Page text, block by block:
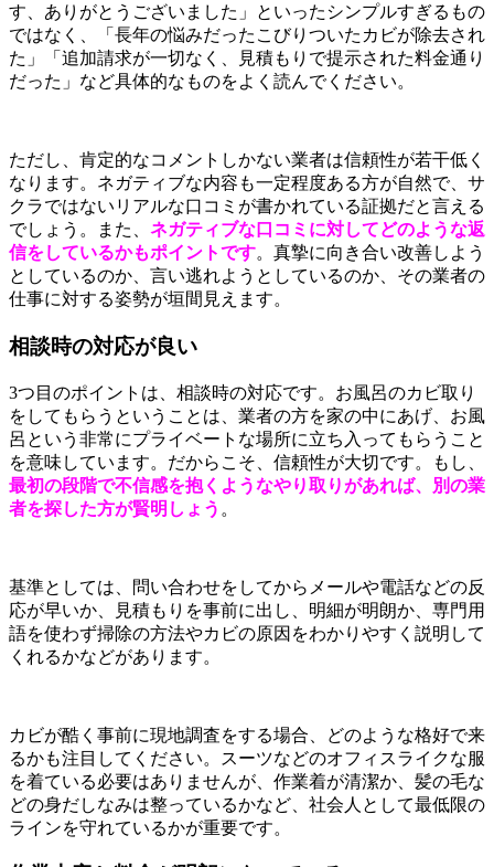
す、ありがとうございました」といったシンプルすぎるもの
ではなく、「長年の悩みだったこびりついたカビが除去され
た」「追加請求が一切なく、見積もりで提示された料金通り
だった」など具体的なものをよく読んでください。
ただし、肯定的なコメントしかない業者は信頼性が若干低く
なります。ネガティブな内容も一定程度ある方が自然で、サ
クラではないリアルな口コミが書かれている証拠だと言える
でしょう。また、 ネガティブな口コミに対してどのような返
信をしているかもポイントです。真摯に向き合い改善しよう
としているのか、言い逃れようとしているのか、その業者の
仕事に対する姿勢が垣間見えます。
相談時の対応が良い
3つ目のポイントは、相談時の対応です。お風呂のカビ取り
をしてもらうということは、業者の方を家の中にあげ、お風
呂という非常にプライベートな場所に立ち入ってもらうこと
を意味しています。だからこそ、信頼性が大切です。もし、
最初の段階で不信感を抱くようなやり取りがあれば、別の業
者を探した方が賢明しょう 。
基準としては、問い合わせをしてからメールや電話などの反
応が早いか、見積もりを事前に出し、明細が明朗か、専門用
語を使わず掃除の方法やカビの原因をわかりやすく説明して
くれるかなどがあります。
カビが酷く事前に現地調査をする場合、どのような格好で来
るかも注目してください。スーツなどのオフィスライクな服
を着ている必要はありませんが、作業着が清潔か、髪の毛な
どの身だしなみは整っているかなど、社会人として最低限の
ラインを守れているかが重要です。